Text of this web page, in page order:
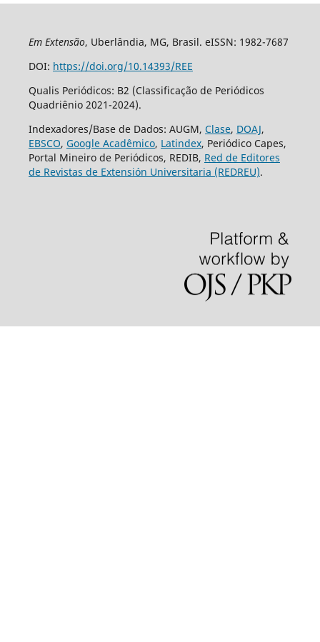
Em Extensão, Uberlândia, MG, Brasil. eISSN: 1982-7687
DOI: https://doi.org/10.14393/REE
Qualis Periódicos: B2 (Classificação de Periódicos
Quadriênio 2021-2024).
Indexadores/Base de Dados: AUGM, Clase, DOAJ,
EBSCO, Google Acadêmico, Latindex, Periódico Capes,
Portal Mineiro de Periódicos, REDIB, Red de Editores
de Revistas de Extensión Universitaria (REDREU).